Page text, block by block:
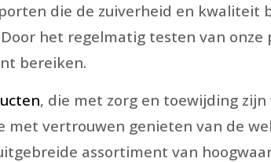
die de zuiverheid en kwaliteit
het regelmatig testen van onze
bereiken.
, die met zorg en toewijding
vertrouwen genieten van de
assortiment van